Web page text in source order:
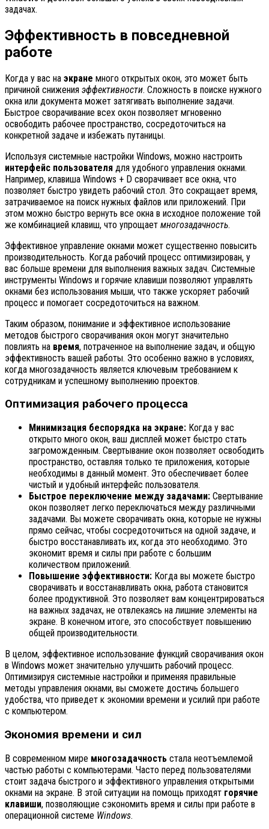
задачах.
Эффективность в повседневной
работе
Когда у вас на экране много открытых окон, это может быть
причиной снижения эффективности. Сложность в поиске нужного
окна или документа может затягивать выполнение задачи.
Быстрое сворачивание всех окон позволяет мгновенно
освободить рабочее пространство, сосредоточиться на
конкретной задаче и избежать путаницы.
Используя системные настройки Windows, можно настроить
интерфейс пользователя для удобного управления окнами.
Например, клавиша Windows + D сворачивает все окна, что
позволяет быстро увидеть рабочий стол. Это сокращает время,
затрачиваемое на поиск нужных файлов или приложений. При
этом можно быстро вернуть все окна в исходное положение той
же комбинацией клавиш, что упрощает многозадачность.
Эффективное управление окнами может существенно повысить
производительность. Когда рабочий процесс оптимизирован, у
вас больше времени для выполнения важных задач. Системные
инструменты Windows и горячие клавиши позволяют управлять
окнами без использования мыши, что также ускоряет рабочий
процесс и помогает сосредоточиться на важном.
Таким образом, понимание и эффективное использование
методов быстрого сворачивания окон могут значительно
повлиять на время, потраченное на выполнение задач, и общую
эффективность вашей работы. Это особенно важно в условиях,
когда многозадачность является ключевым требованием к
сотрудникам и успешному выполнению проектов.
Оптимизация рабочего процесса
Минимизация беспорядка на экране: Когда у вас
открыто много окон, ваш дисплей может быстро стать
загроможденным. Свертывание окон позволяет освободить
пространство, оставляя только те приложения, которые
необходимы в данный момент. Это обеспечивает более
чистый и удобный интерфейс пользователя.
Быстрое переключение между задачами: Свертывание
окон позволяет легко переключаться между различными
задачами. Вы можете сворачивать окна, которые не нужны
прямо сейчас, чтобы сосредоточиться на одной задаче, и
быстро восстанавливать их, когда это необходимо. Это
экономит время и силы при работе с большим
количеством приложений.
Повышение эффективности: Когда вы можете быстро
сворачивать и восстанавливать окна, работа становится
более продуктивной. Это позволяет вам концентрироваться
на важных задачах, не отвлекаясь на лишние элементы на
экране. В конечном итоге, это способствует повышению
общей производительности.
В целом, эффективное использование функций сворачивания окон
в Windows может значительно улучшить рабочий процесс.
Оптимизируя системные настройки и применяя правильные
методы управления окнами, вы сможете достичь большего
удобства, что приведет к экономии времени и усилий при работе
с компьютером.
Экономия времени и сил
В современном мире многозадачность стала неотъемлемой
частью работы с компьютерами. Часто перед пользователями
стоит задача быстрого и эффективного управления открытыми
окнами на экране. В этой ситуации на помощь приходят горячие
клавиши, позволяющие сэкономить время и силы при работе в
операционной системе Windows.